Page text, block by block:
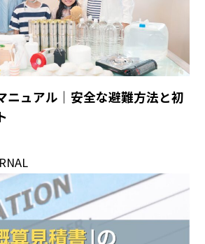
ニュアル｜安全な避難方法と初